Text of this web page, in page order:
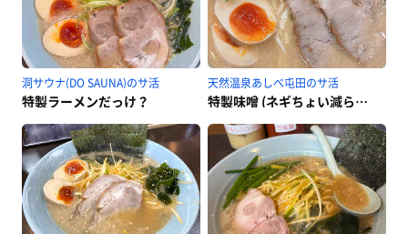
洞サウナ(DO SAUNA)のサ活
特製ラーメンだっけ？
天然温泉あしべ屯田のサ活
特製味噌 (ネギちょい減らし) 五月〇日食